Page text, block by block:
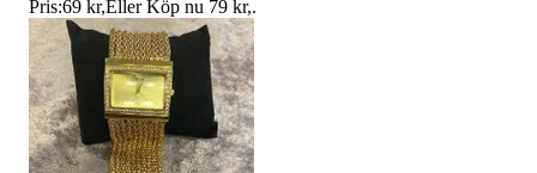
Pris:69 kr,Eller Köp nu 79 kr,.